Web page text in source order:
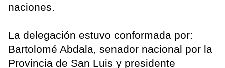
naciones.
La delegación estuvo conformada por:
Bartolomé Abdala, senador nacional por la
Provincia de San Luis y presidente